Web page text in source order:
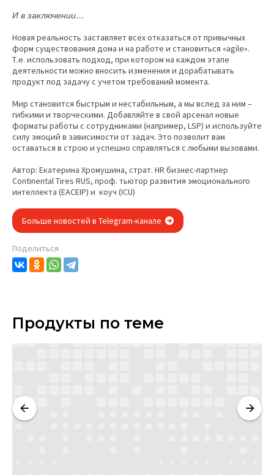
И в заключении…
Новая реальность заставляет всех отказаться от привычных
форм существования дома и на работе и становиться «agile».
Т.е. использовать подход, при котором на каждом этапе
деятельности можно вносить изменения и дорабатывать
продукт под задачу с учетом требований момента.
Мир становится быстрым и нестабильным, а мы вслед за ним –
гибкими и творческими. Добавляйте в свой арсенал новые
форматы работы с сотрудниками (например, LSP) и используйте
силу эмоций в зависимости от задач. Это позволит вам
оставаться в строю и успешно справляться с любыми вызовами.
Автор: Екатерина Хромушина, страт. HR бизнес-партнер
Continental Tires RUS, проф. тьютор развития эмоционального
интеллекта (EACEIP) и коуч (ICU)
Больше новостей в Telegram-канале
Поделиться
Продукты по теме